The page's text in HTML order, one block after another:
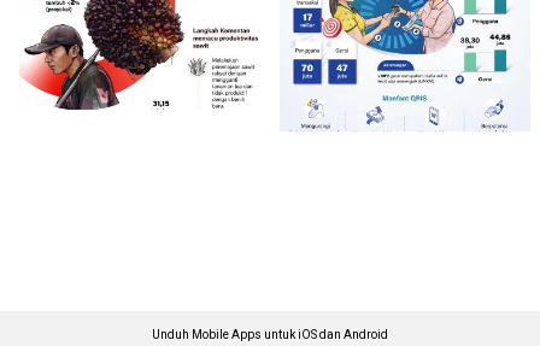
Unduh Mobile Apps untuk iOS dan Android